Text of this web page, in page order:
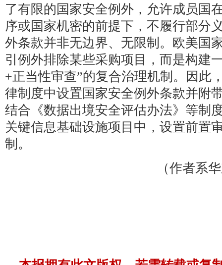
了有限的国家安全例外，允许成员国
序或国家机密的前提下，不履行部分
外条款并非无边界、无限制。欧美国
引例外排除某些采购项目，而是构建
+正当性审查”的复合治理机制。因此
律制度中设置国家安全例外条款并附
结合《数据出境安全评估办法》等制
关键信息基础设施项目中，设置前置
制。
（作者系